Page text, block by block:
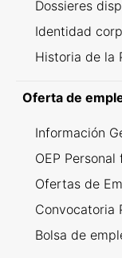
Dossieres
Identidad
Historia de la
Oferta de
Información
OEP
Ofertas de
Convocatoria
Bolsa de